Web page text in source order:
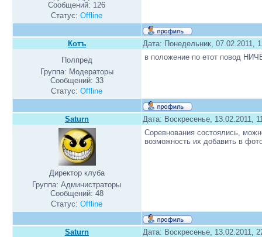
Сообщений: 126
Статус:Offline
Котъ
Дата: Понедельник, 07.02.2011,
Полпред
Группа: Модераторы
Сообщений: 33
Статус:Offline
в положение по етот повод
Saturn Дата: Воскресенье, 13.02.2011,
Директор клуба
Группа: Администраторы
Сообщений: 48
Статус:Offline
Соревнования состоялись,
возможность их добавить в
Saturn Дата: Воскресенье, 13.02.2011,